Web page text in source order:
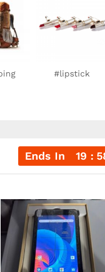
#lipstick
Ends In 19